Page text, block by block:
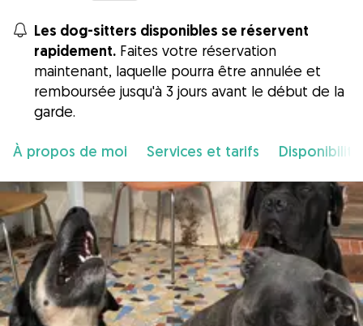
Les dog-sitters disponibles se réservent
rapidement. Faites votre réservation
maintenant, laquelle pourra être annulée et
remboursée jusqu'à 3 jours avant le début de la
garde.
À propos de moi Services et tarifs Disponibilité